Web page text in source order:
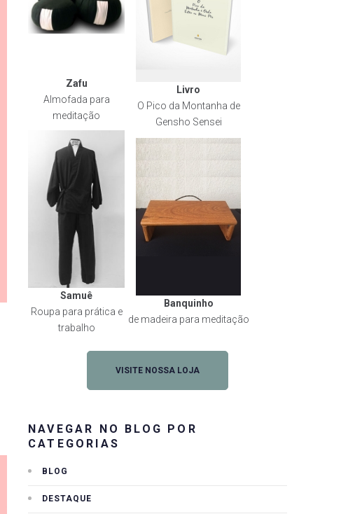
Zafu
Almofada para
meditação
Livro
O Pico da Montanha de
Gensho Sensei
Samuê
Roupa para prática e
trabalho
Banquinho
de madeira para meditação
VISITE NOSSA LOJA
NAVEGAR NO BLOG POR
CATEGORIAS
BLOG
DESTAQUE